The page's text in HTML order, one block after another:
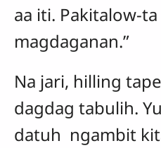
aa iti. Pakitalow-
magdaganan.”
Na jari, hilling
dagdag tabulih.
datuh ngambit